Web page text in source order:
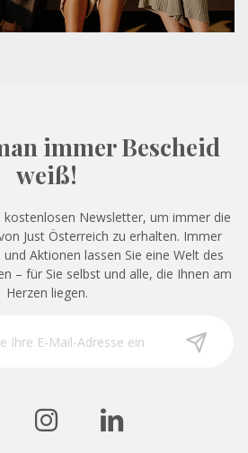
immer Bescheid
weiß!
kostenlosen Newsletter, um immer die
Just Österreich zu erhalten. Immer
Aktionen lassen Sie eine Welt des
– für Sie selbst und alle, die Ihnen am
Herzen liegen.